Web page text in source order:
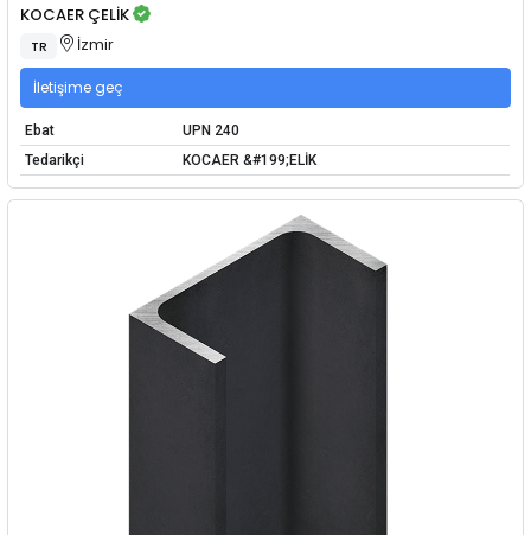
KOCAER ÇELİK
TR İzmir
İletişime geç
Ebat
UPN 240
Tedarikçi
KOCAER &#199;ELİK